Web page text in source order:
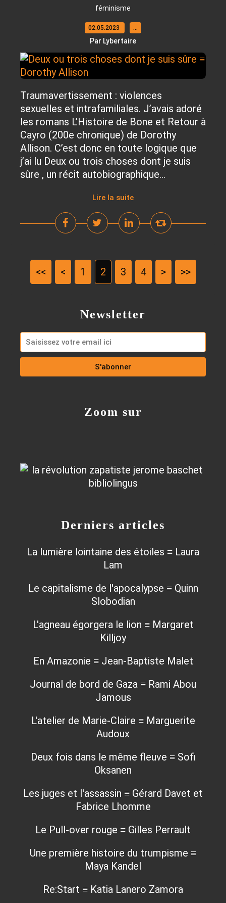
féminisme
02.05.2023 …
Par Lybertaire
Traumavertissement : violences
sexuelles et intrafamiliales. J’avais adoré
les romans L’Histoire de Bone et Retour à
Cayro (200e chronique) de Dorothy
Allison. C’est donc en toute logique que
j’ai lu Deux ou trois choses dont je suis
sûre , un récit autobiographique...
Lire la suite
<< < 1 2 3 4 > >>
Newsletter
Derniers articles
La lumière lointaine des étoiles ≡ Laura
Lam
Le capitalisme de l'apocalypse ≡ Quinn
Slobodian
L'agneau égorgera le lion ≡ Margaret
Killjoy
En Amazonie ≡ Jean-Baptiste Malet
Journal de bord de Gaza ≡ Rami Abou
Jamous
L'atelier de Marie-Claire ≡ Marguerite
Audoux
Deux fois dans le même fleuve ≡ Sofi
Oksanen
Les juges et l'assassin ≡ Gérard Davet et
Fabrice Lhomme
Le Pull-over rouge ≡ Gilles Perrault
Une première histoire du trumpisme ≡
Maya Kandel
Re:Start ≡ Katia Lanero Zamora
Zoom sur